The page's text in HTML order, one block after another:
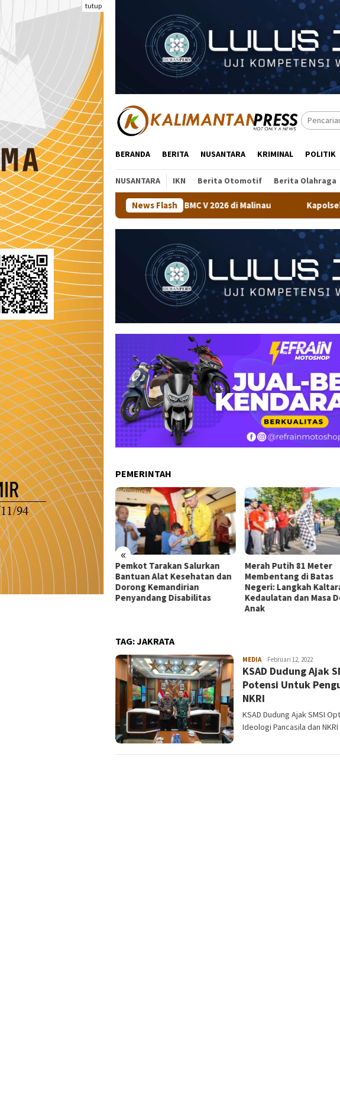
tutup
BERANDA BERITA NUSANTARA KRIMINAL POLITIK
NUSANTARA IKN Berita Otomotif Berita Olahraga
News Flash
Tenis Meja BMC V 2026 di Malinau Kapolsek Tanjung Palas Barat
PEMERINTAH
«
Tarakan Salurkan
Alat Kesehatan dan
Kemandirian
Disabilitas
Merah Putih 81 Meter
Membentang di Batas
Negeri: Langkah Kaltara Jaga
Kedaulatan dan Masa Depan
Dekranasda Tarakan
Matangkan Persiapan
UMKM Unggulan, Siap
di Kodaeral Fair 2026
TAG:JAKRATA
MEDIA admin
Februari 12, 2022
KSAD Dudung Ajak
Potensi Untuk
NKRI
KSAD Dudung Ajak SMSI
Ideologi Pancasila dan